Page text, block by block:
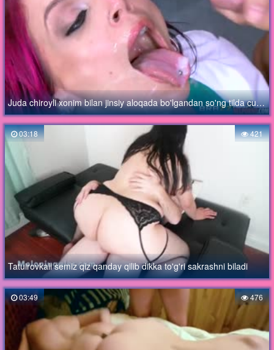
Juda chiroyli xonim bilan jinsiy aloqada bo'lgandan so'ng tilda cumshot
03:18 421
Tatuirovkali semiz qiz qanday qilib dikka to'g'ri sakrashni biladi
03:49 476